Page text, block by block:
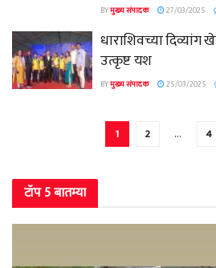
BYमुख्य संपादक 27/03/2025
धाराशिवच्या दिव्यांग
उत्कृष्ट यश
BYमुख्य संपादक 25/03/2025
1 2 … 4
टॉप 5 बातम्या